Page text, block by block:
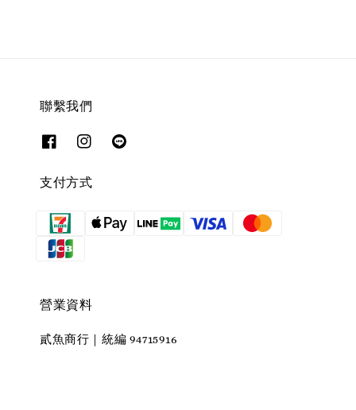
聯繫我們
支付方式
營業資料
貳魚商行｜統編 94715916